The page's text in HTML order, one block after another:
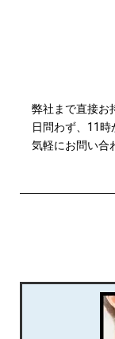
弊社まで直接お
日問わず、11
気軽にお問い合